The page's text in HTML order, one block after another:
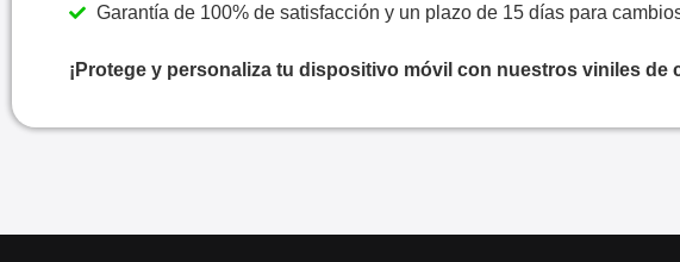
Garantía de 100% de satisfacción y un plazo de 15 días para
¡Protege y personaliza tu dispositivo móvil con nuestros viniles de